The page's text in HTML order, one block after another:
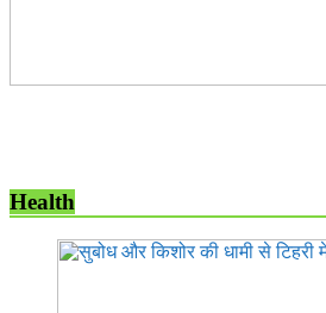
Health